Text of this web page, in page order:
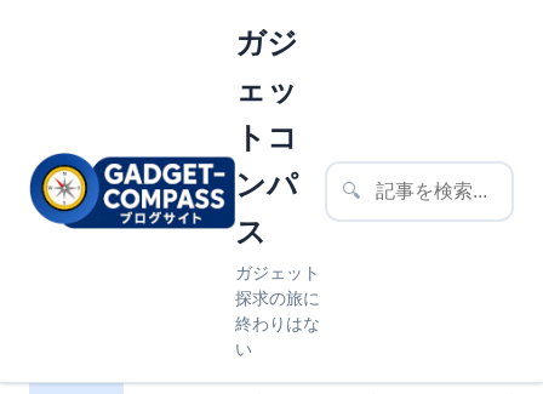
ガジ
ェッ
トコ
ンパ
ス
ガジェット
探求の旅に
終わりはな
い
🔍